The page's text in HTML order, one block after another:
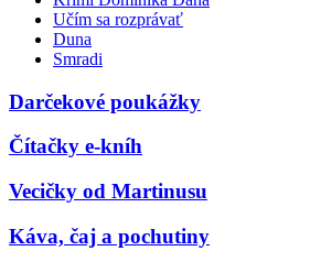
Učím sa rozprávať
Duna
Smradi
Darčekové poukážky
Čítačky e-kníh
Vecičky od Martinusu
Káva, čaj a pochutiny